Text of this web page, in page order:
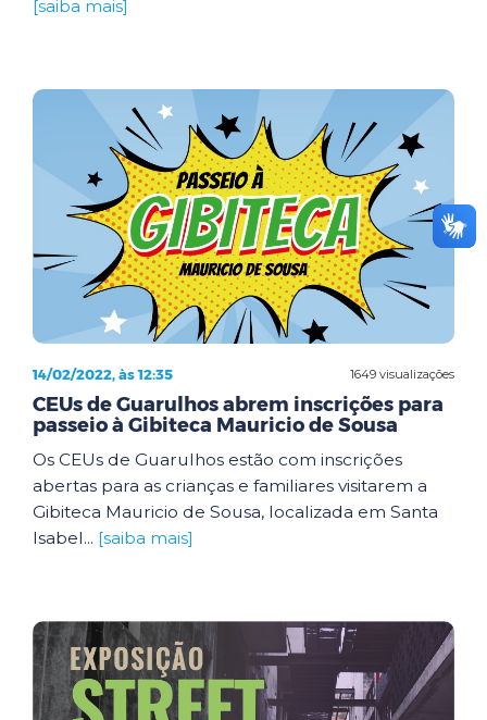
[saiba mais]
1649 visualizações
14/02/2022, às 12:35
CEUs de Guarulhos abrem inscrições para
passeio à Gibiteca Mauricio de Sousa
Os CEUs de Guarulhos estão com inscrições
abertas para as crianças e familiares visitarem a
Gibiteca Mauricio de Sousa, localizada em Santa
Isabel... [saiba mais]